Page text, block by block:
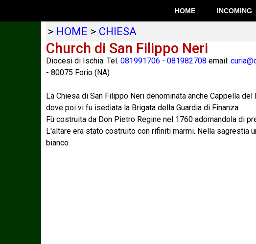
HOME INCOMING
> HOME > CHIESA
Church di San Filippo Neri
Diocesi di Ischia: Tel. 081991706 - 081982708 email:
- 80075 Forio (NA)
La Chiesa di San Filippo Neri denominata anche Cappella
dove poi vi fu isediata la Brigata della Guardia di Finanza.
Fù costruita da Don Pietro Regine nel 1760 adornandola di
L'altare era stato costruito con rifiniti marmi. Nella sagrestia
bianco.